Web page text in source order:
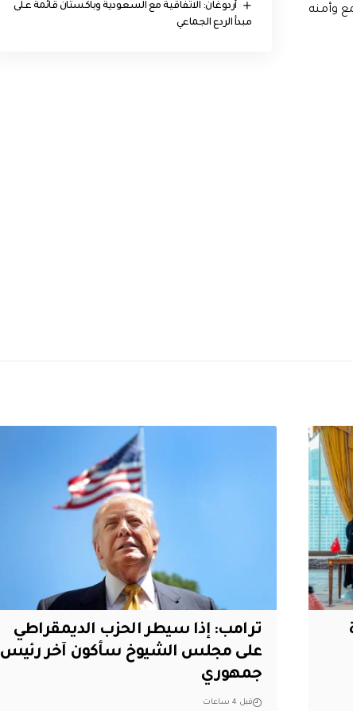
أردوغان: الاتفاقية مع السعودية وباكستان قائمة على
مبدأ الردع الجماعي
وأمنه
ترامب: إذا سيطر الحزب الديمقراطي
على مجلس الشيوخ سأكون آخر رئيس
جمهوري
قبل 4 ساعات